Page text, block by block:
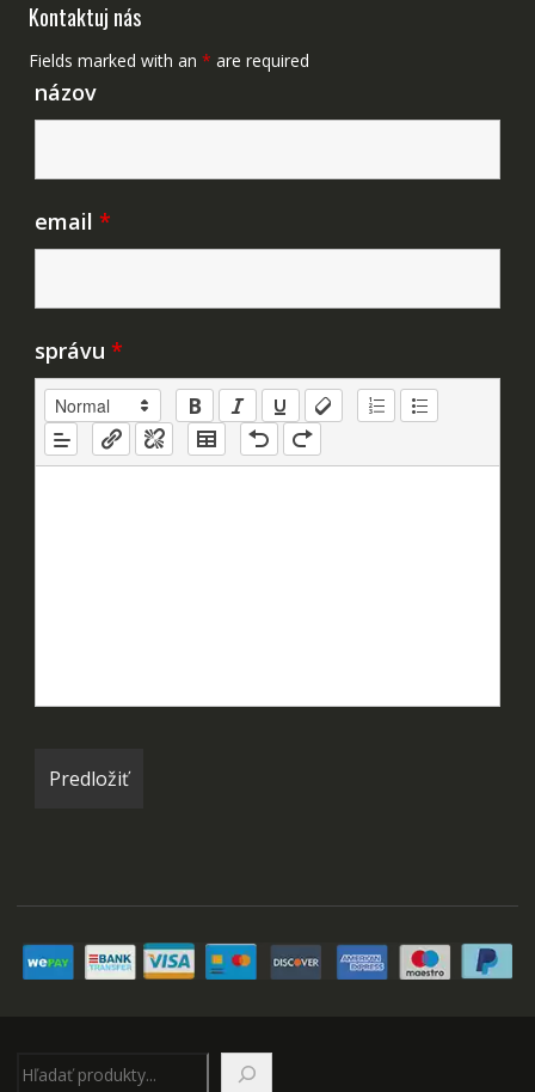
Kontaktuj nás
Fields marked with an * are required
názov
email *
správu *